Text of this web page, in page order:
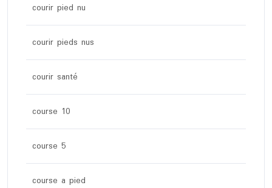
courir pied nu
courir pieds nus
courir santé
course 10
course 5
course a pied